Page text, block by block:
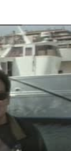
|
Compagnie